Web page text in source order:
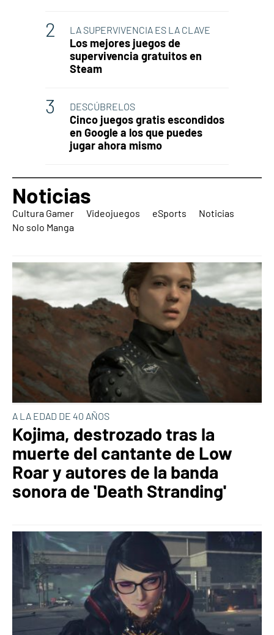
LA SUPERVIVENCIA ES LA CLAVE
Los mejores juegos de
supervivencia gratuitos en
Steam
DESCÚBRELOS
Cinco juegos gratis escondidos
en Google a los que puedes
jugar ahora mismo
Noticias
Cultura Gamer Videojuegos eSports
Noticias
No solo Manga
A LA EDAD DE 40 AÑOS
Kojima, destrozado tras la
muerte del cantante de Low
Roar y autores de la banda
sonora de 'Death Stranding'